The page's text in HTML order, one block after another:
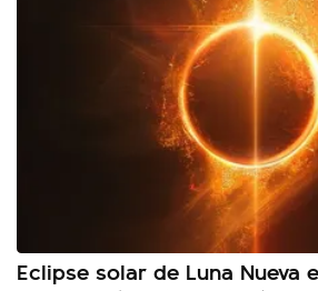
Eclipse solar de Luna Nueva